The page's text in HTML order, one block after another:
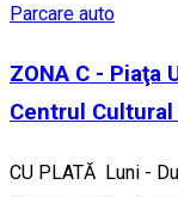
Parcare auto
ZONA C - Piaţa
Centrul
CU PLATĂ Luni -